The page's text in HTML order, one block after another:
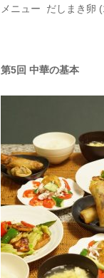
メニュー だしまき卵
第5回 中華の基本